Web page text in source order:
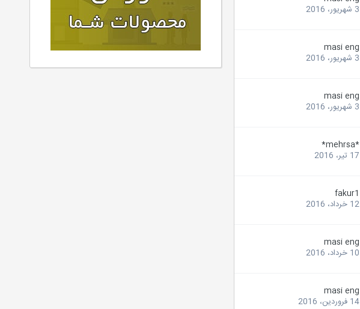
3 شهریور، 2016
masi eng
3 شهریور، 2016
masi eng
3 شهریور، 2016
*mehrsa*
17 تیر، 2016
fakur1
12 خرداد، 2016
masi eng
10 خرداد، 2016
masi eng
14 فروردین، 2016